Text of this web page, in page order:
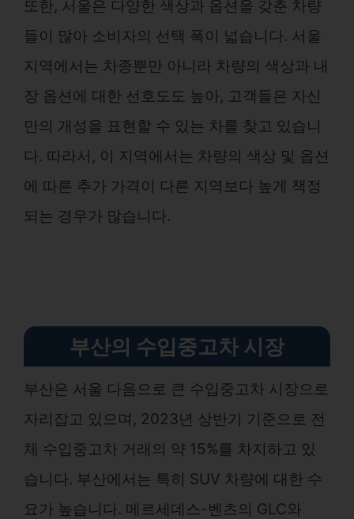
또한, 서울은 다양한 색상과 옵션을 갖춘 차량
들이 많아 소비자의 선택 폭이 넓습니다. 서울
지역에서는 차종뿐만 아니라 차량의 색상과 내
장 옵션에 대한 선호도도 높아, 고객들은 자신
만의 개성을 표현할 수 있는 차를 찾고 있습니
다. 따라서, 이 지역에서는 차량의 색상 및 옵션
에 따른 추가 가격이 다른 지역보다 높게 책정
되는 경우가 많습니다.
부산의 수입중고차 시장
부산은 서울 다음으로 큰 수입중고차 시장으로
자리잡고 있으며, 2023년 상반기 기준으로 전
체 수입중고차 거래의 약 15%를 차지하고 있
습니다. 부산에서는 특히 SUV 차량에 대한 수
요가 높습니다. 메르세데스-벤츠의 GLC와